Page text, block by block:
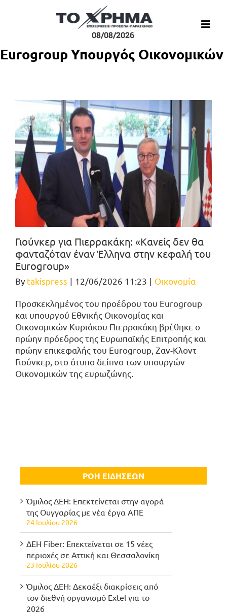
08/08/2026
​Eurogroup Υπουργός Οικονομικών
Γιούνκερ για Πιερρακάκη: «Κανείς δεν θα
φανταζόταν έναν Έλληνα στην κεφαλή του
Eurogroup»
By takispress | 12/06/2026 11:23 | Οικονομία
Προσκεκλημένος του προέδρου του Eurogroup
και υπουργού Εθνικής Οικονομίας και
Οικονομικών Κυριάκου Πιερρακάκη βρέθηκε ο
πρώην πρόεδρος της Ευρωπαϊκής Επιτροπής και
πρώην επικεφαλής του Eurogroup, Ζαν-Κλοντ
Γιούνκερ, στο άτυπο δείπνο των υπουργών
Οικονομικών της ευρωζώνης.
ΡΟΗ ΕΙΔΗΣΕΩΝ
Όμιλος ΔΕΗ: Επεκτείνεται στην αγορά
της Ουγγαρίας με νέα έργα ΑΠΕ
24 Ιουλίου 2026
ΔΕΗ Fiber: Επεκτείνεται σε 15 νέες
περιοχές σε Αττική και Θεσσαλονίκη
23 Ιουλίου 2026
Όμιλος ΔΕΗ: Δεκαέξι διακρίσεις από
τον διεθνή οργανισμό Extel για το
2026